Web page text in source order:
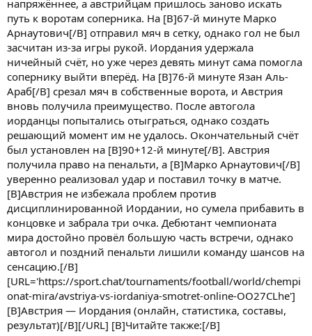
напряжённее, а австрийцам пришлось заново искать
путь к воротам соперника. На [B]67-й минуте Марко
Арнаутович[/B] отправил мяч в сетку, однако гол не был
засчитан из-за игры рукой. Иордания удержала
ничейный счёт, но уже через девять минут сама помогла
сопернику выйти вперёд. На [B]76-й минуте Язан Аль-
Араб[/B] срезал мяч в собственные ворота, и Австрия
вновь получила преимущество. После автогола
иорданцы попытались отыграться, однако создать
решающий момент им не удалось. Окончательный счёт
был установлен на [B]90+12-й минуте[/B]. Австрия
получила право на пенальти, а [B]Марко Арнаутович[/B]
уверенно реализовал удар и поставил точку в матче.
[B]Австрия не избежала проблем против
дисциплинированной Иордании, но сумела прибавить в
концовке и забрала три очка. Дебютант чемпионата
мира достойно провёл большую часть встречи, однако
автогол и поздний пенальти лишили команду шансов на
сенсацию.[/B]
[URL='https://sport.chat/tournaments/football/world/chempi
onat-mira/avstriya-vs-iordaniya-smotret-online-OO27CLhe']
[B]Австрия — Иордания (онлайн, статистика, составы,
результат)[/B][/URL] [B]Читайте также:[/B]